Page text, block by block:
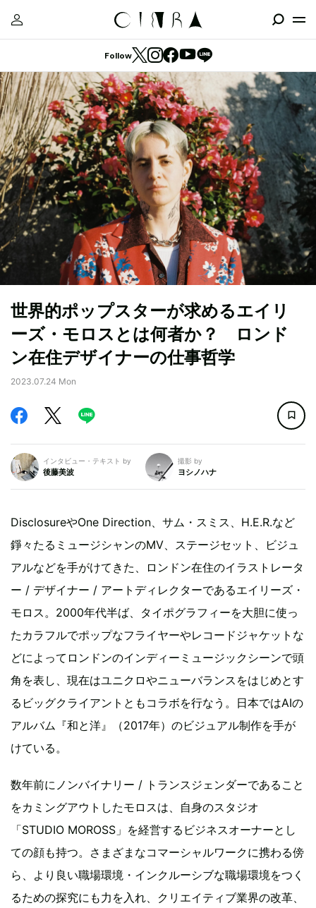
Follow
世界的ポップスターが求めるエイリ
ーズ・モロスとは何者か？ ロンド
ン在住デザイナーの仕事哲学
2023.07.24 Mon
インタビュー・テキスト by
後藤美波
撮影 by
ヨシノハナ
DisclosureやOne Direction、サム・スミス、H.E.R.など
錚々たるミュージシャンのMV、ステージセット、ビジュ
アルなどを手がけてきた、ロンドン在住のイラストレータ
ー / デザイナー / アートディレクターであるエイリーズ・
モロス。2000年代半ば、タイポグラフィーを大胆に使っ
たカラフルでポップなフライヤーやレコードジャケットな
どによってロンドンのインディーミュージックシーンで頭
角を表し、現在はユニクロやニューバランスをはじめとす
るビッグクライアントともコラボを行なう。日本ではAIの
アルバム『和と洋』（2017年）のビジュアル制作を手が
けている。
数年前にノンバイナリー / トランスジェンダーであること
をカミングアウトしたモロスは、自身のスタジオ
「STUDIO MOROSS」を経営するビジネスオーナーとし
ての顔も持つ。さまざまなコマーシャルワークに携わる傍
ら、より良い職場環境・インクルーシブな職場環境をつく
るための探究にも力を入れ、クリエイティブ業界の改革、